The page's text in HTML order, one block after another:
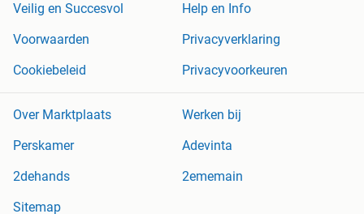
Veilig en Succesvol
Help en Info
Voorwaarden
Privacyverklaring
Cookiebeleid
Privacyvoorkeuren
Over Marktplaats
Werken bij
Perskamer
Adevinta
2dehands
2ememain
Sitemap